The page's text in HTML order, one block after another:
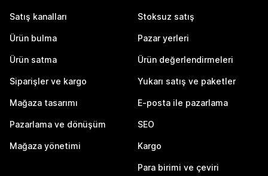
Satış kanalları
Ürün bulma
Ürün satma
Siparişler ve kargo
Mağaza tasarımı
Pazarlama ve dönüşüm
Mağaza yönetimi
Stoksuz satış
Pazar yerleri
Ürün değerlendirmeleri
Yukarı satış ve paketler
E-posta ile pazarlama
SEO
Kargo
Para birimi ve çeviri